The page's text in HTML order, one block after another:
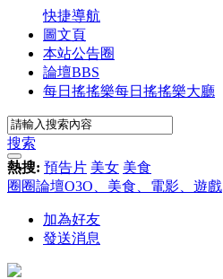
快捷導航
圖文頁
本站公告圈
論壇BBS
每日搖搖樂每日搖搖樂大廳
搜索
熱搜: 預告片 美女 美食
圈圈論壇O3O、美食、電影、遊戲
加為好友
發送消息